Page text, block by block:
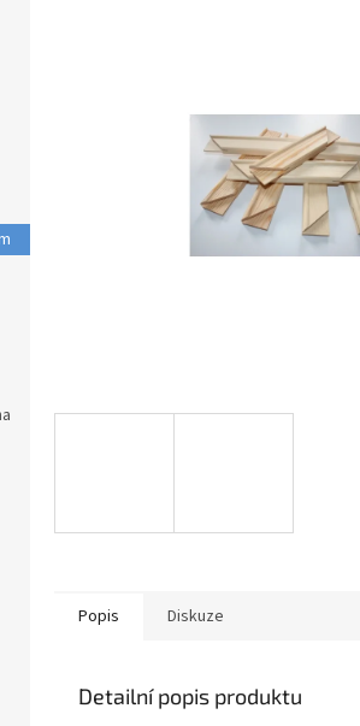
Popis Diskuze
Detailní popis produktu